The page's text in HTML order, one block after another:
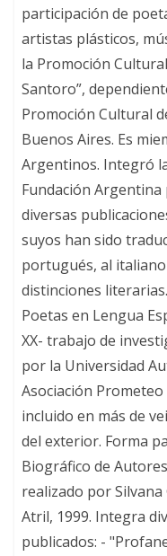
participación de
artistas plásticos,
la Promoción
Santoro”,
Promoción Cultural
Buenos Aires. Es
Argentinos. Integró
Fundación Argentina
diversas
suyos han sido
portugués, al
distinciones
Poetas en Lengua
XX- trabajo de
por la Universidad
Asociación Prometeo
incluido en más de
del exterior. Forma
Biográfico de
realizado por Silvana
Atril, 1999. Integra
publicados: -